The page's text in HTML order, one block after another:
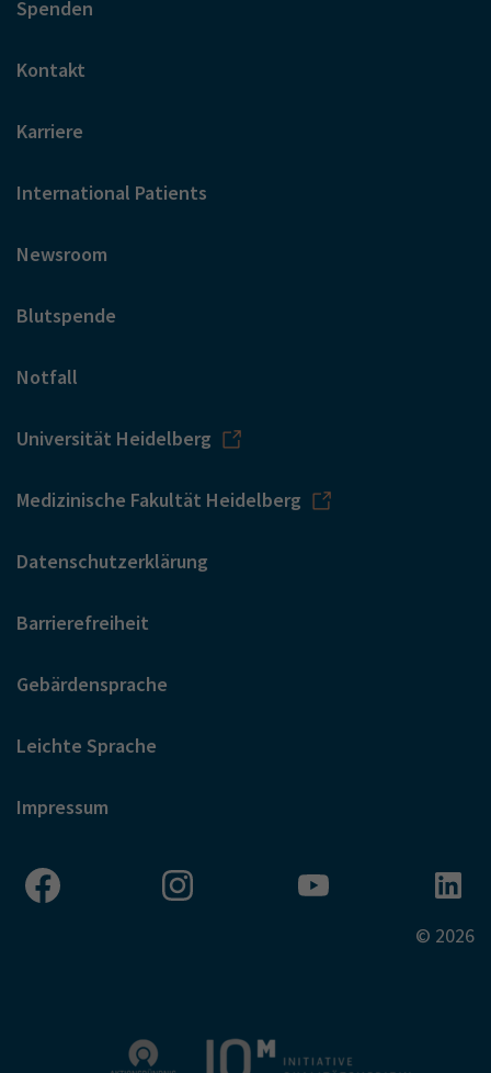
Spenden
Kontakt
Karriere
International Patients
Newsroom
Blutspende
Notfall
Universität Heidelberg
Medizinische Fakultät Heidelberg
Datenschutzerklärung
Barrierefreiheit
Gebärdensprache
Leichte Sprache
Impressum
© 2026